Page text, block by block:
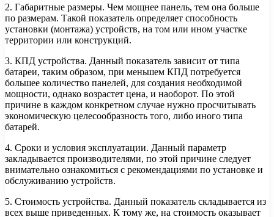
2. Габаритные размеры. Чем мощнее панель, тем она больше
по размерам. Такой показатель определяет способность
установки (монтажа) устройств, на том или ином участке
территории или конструкций.
3. КПД устройства. Данный показатель зависит от типа
батареи, таким образом, при меньшем КПД потребуется
большее количество панелей, для создания необходимой
мощности, однако возрастет цена, и наоборот. По этой
причине в каждом конкретном случае нужно просчитывать
экономическую целесообразность того, либо иного типа
батарей.
4. Сроки и условия эксплуатации. Данный параметр
закладывается производителями, по этой причине следует
внимательно ознакомиться с рекомендациями по установке и
обслуживанию устройств.
5. Стоимость устройства. Данный показатель складывается из
всех выше приведенных. К тому же, на стоимость оказывает